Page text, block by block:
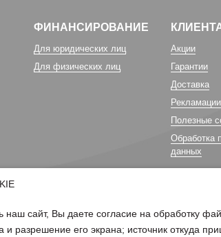
ФИНАНСИРОВАНИЕ
Для юридических лиц
Для физических лиц
Акции
Гарантии
Доставка
Рекламации
Полезные
Обработка
данных
наш сайт, Вы даете согласие на обработку
и разрешение его экрана; источник откуда